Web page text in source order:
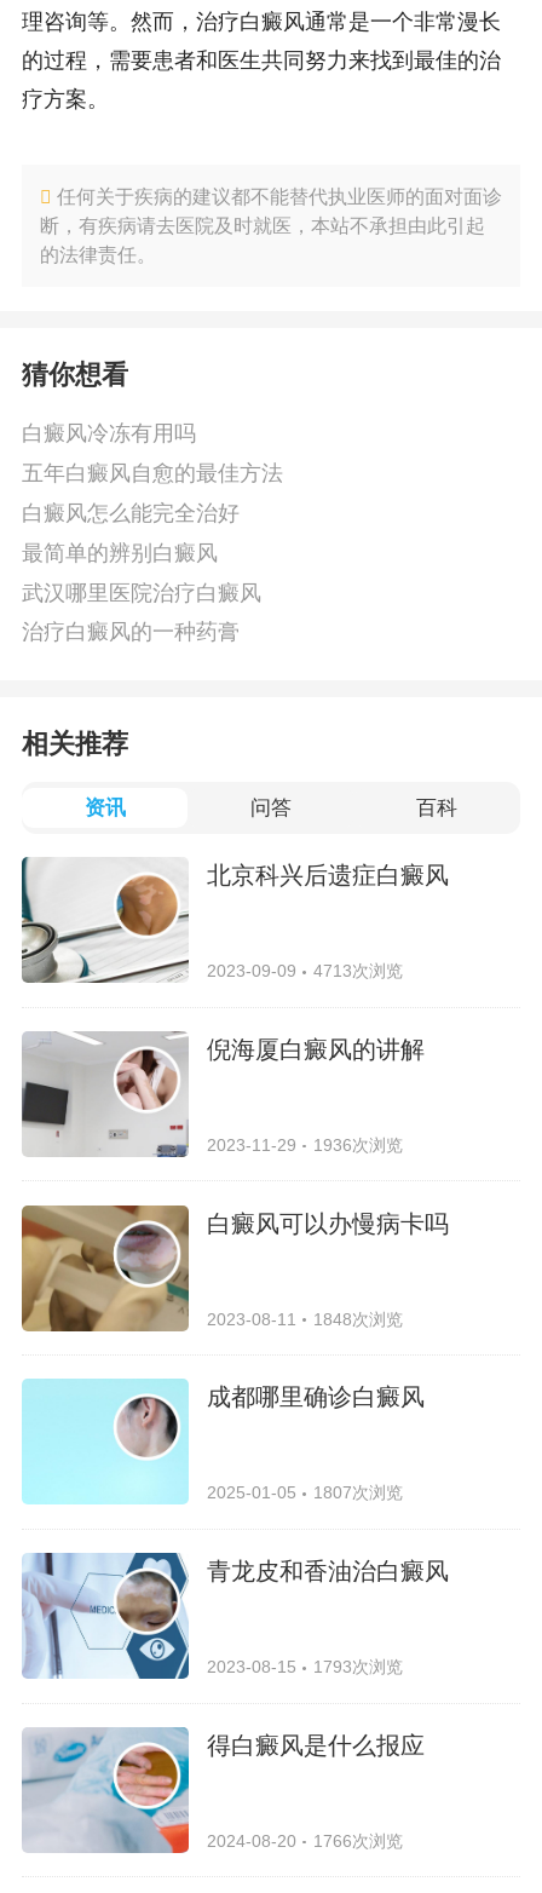
理咨询等。然而，治疗白癜风通常是一个非常漫长
的过程，需要患者和医生共同努力来找到最佳的治
疗方案。
任何关于疾病的建议都不能替代执业医师的面对面诊
断，有疾病请去医院及时就医，本站不承担由此引起
的法律责任。
猜你想看
白癜风冷冻有用吗
五年白癜风自愈的最佳方法
白癜风怎么能完全治好
最简单的辨别白癜风
武汉哪里医院治疗白癜风
治疗白癜风的一种药膏
相关推荐
资讯 问答 百科
北京科兴后遗症白癜风
2023-09-09 4713次浏览
倪海厦白癜风的讲解
2023-11-29 1936次浏览
白癜风可以办慢病卡吗
2023-08-11 1848次浏览
成都哪里确诊白癜风
2025-01-05 1807次浏览
青龙皮和香油治白癜风
2023-08-15 1793次浏览
得白癜风是什么报应
2024-08-20 1766次浏览